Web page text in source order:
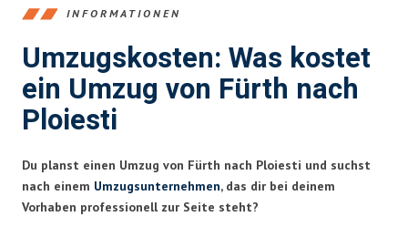
INFORMATIONEN
Umzugskosten: Was kostet
ein Umzug von Fürth nach
Ploiesti
Du planst einen Umzug von Fürth nach Ploiesti und suchst
nach einem Umzugsunternehmen, das dir bei deinem
Vorhaben professionell zur Seite steht?